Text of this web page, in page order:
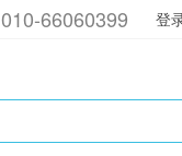
登
010-66060399